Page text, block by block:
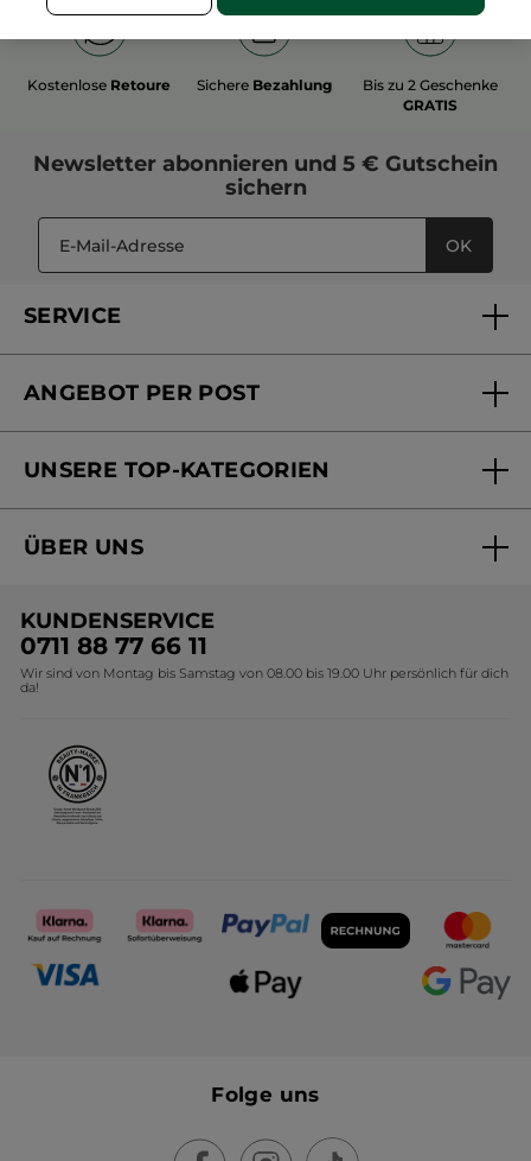
Kostenlose Retoure Sichere Bezahlung
Bis zu 2 Geschenke
GRATIS
Newsletter abonnieren und 5 € Gutschein
sichern
OK
SERVICE
Mein Konto
Online Preisliste
ANGEBOT PER POST
Versandhandel Preisliste
UNSERE TOP-KATEGORIEN
Black Friday Yves Rocher
Geschenkideen Yves Rocher
Kollektion Monoi Yves Rocher
ÜBER UNS
Umweltstiftung YR
Affiliate Programm
KUNDENSERVICE
0711 88 77 66 11
Wir sind von Montag bis Samstag von 08.00 bis 19.00 Uhr persönlich für dich
da!
Folge uns